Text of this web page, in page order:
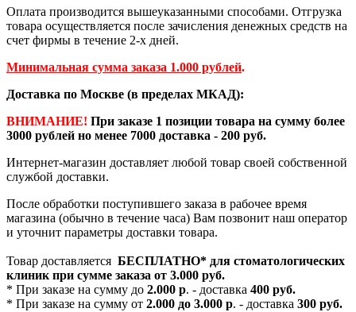
Оплата производится вышеуказанными способами. Отгрузка
товара осуществляется после зачисления денежных средств на
счет фирмы в течение 2-х дней.
Минимальная сумма заказа 1.000 рублей.
Доставка по Москве (в пределах МКАД):
ВНИМАНИЕ! При заказе 1 позиции товара на сумму более
3000 рублей но менее 7000 доставка - 200 руб.
Интернет-магазин доставляет любой товар своей собственной
службой доставки.
После обработки поступившего заказа в рабочее время
магазина (обычно в течение часа) Вам позвонит наш оператор
и уточнит параметры доставки товара.
Товар доставляется БЕСПЛАТНО* для стоматологических
клиник при сумме заказа от 3.000 руб.
* При заказе на сумму до 2.000 р. - доставка 400 руб.
* При заказе на сумму от 2.000 до 3.000 р. - доставка 300 руб.